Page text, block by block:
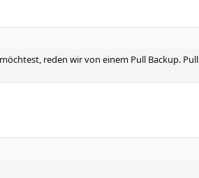
reden wir von einem Pull Backup.